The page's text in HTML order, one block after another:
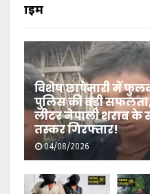
क्राइम
विशेष छापेमारी में
पुलिस की बड़ी
लीटर नेपाली शराब के
तस्कर गिरफ्तार!
04/08/2026